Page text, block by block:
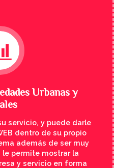
Urbanas y
servicio, y puede darle
dentro de su propio
además de ser muy
permite mostrar la
y servicio en forma